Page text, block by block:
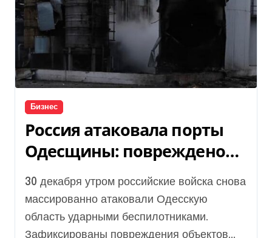
Бизнес
Россия атаковала порты
Одесщины: повреждено
гражданское судно
30 декабря утром российские войска снова
массированно атаковали Одесскую
область ударными беспилотниками.
Зафиксированы повреждения объектов...